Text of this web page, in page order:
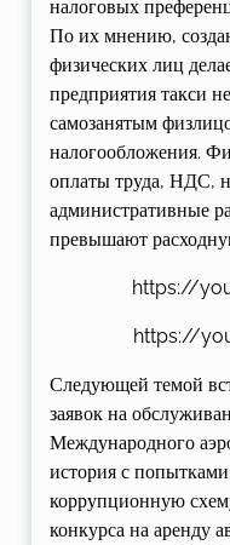
налоговых
По их мнению,
физических лиц
предприятия такси
самозанятым
налогообложения.
оплаты труда, НДС,
административные
превышают
https://
https://
Следующей темой
заявок на
Международного
история с
коррупционную
конкурса на аренду